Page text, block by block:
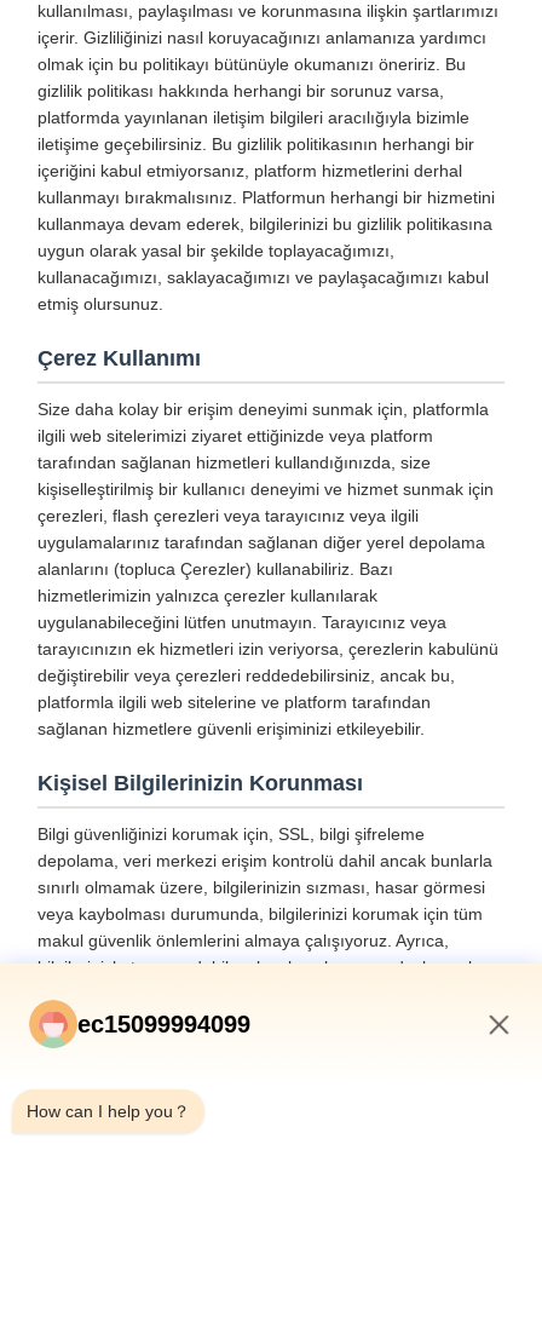
kullanılması, paylaşılması ve korunmasına ilişkin şartlarımızı
içerir. Gizliliğinizi nasıl koruyacağınızı anlamanıza yardımcı
olmak için bu politikayı bütünüyle okumanızı öneririz. Bu
gizlilik politikası hakkında herhangi bir sorunuz varsa,
platformda yayınlanan iletişim bilgileri aracılığıyla bizimle
iletişime geçebilirsiniz. Bu gizlilik politikasının herhangi bir
içeriğini kabul etmiyorsanız, platform hizmetlerini derhal
kullanmayı bırakmalısınız. Platformun herhangi bir hizmetini
kullanmaya devam ederek, bilgilerinizi bu gizlilik politikasına
uygun olarak yasal bir şekilde toplayacağımızı,
kullanacağımızı, saklayacağımızı ve paylaşacağımızı kabul
etmiş olursunuz.
Çerez Kullanımı
Size daha kolay bir erişim deneyimi sunmak için, platformla
ilgili web sitelerimizi ziyaret ettiğinizde veya platform
tarafından sağlanan hizmetleri kullandığınızda, size
kişiselleştirilmiş bir kullanıcı deneyimi ve hizmet sunmak için
çerezleri, flash çerezleri veya tarayıcınız veya ilgili
uygulamalarınız tarafından sağlanan diğer yerel depolama
alanlarını (topluca Çerezler) kullanabiliriz. Bazı
hizmetlerimizin yalnızca çerezler kullanılarak
uygulanabileceğini lütfen unutmayın. Tarayıcınız veya
tarayıcınızın ek hizmetleri izin veriyorsa, çerezlerin kabulünü
değiştirebilir veya çerezleri reddedebilirsiniz, ancak bu,
platformla ilgili web sitelerine ve platform tarafından
sağlanan hizmetlere güvenli erişiminizi etkileyebilir.
Kişisel Bilgilerinizin Korunması
Bilgi güvenliğinizi korumak için, SSL, bilgi şifreleme
depolama, veri merkezi erişim kontrolü dahil ancak bunlarla
sınırlı olmamak üzere, bilgilerinizin sızması, hasar görmesi
veya kaybolması durumunda, bilgilerinizi korumak için tüm
makul güvenlik önlemlerini almaya çalışıyoruz. Ayrıca,
bilgilerinizle temas edebilecek çalışanları veya dış kaynak
onlarla gizlilik sözleşmeleri imzalamak, pozisyona bağlı
olarak farklı yetki kontrolleri uygulamak ve operasyonlarını
Küçüklerin Korunması
ec15099994099
How can I help you？